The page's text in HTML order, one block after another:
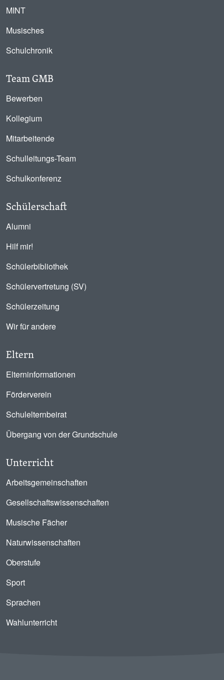
MINT
Musisches
Schulchronik
Team GMB
Bewerben
Kollegium
Mitarbeitende
Schulleitungs-Team
Schulkonferenz
Schülerschaft
Alumni
Hilf mir!
Schülerbibliothek
Schülervertretung (SV)
Schülerzeitung
Wir für andere
Eltern
Elterninformationen
Förderverein
Schulelternbeirat
Übergang von der Grundschule
Unterricht
Arbeitsgemeinschaften
Gesellschaftswissenschaften
Musische Fächer
Naturwissenschaften
Oberstufe
Sport
Sprachen
Wahlunterricht